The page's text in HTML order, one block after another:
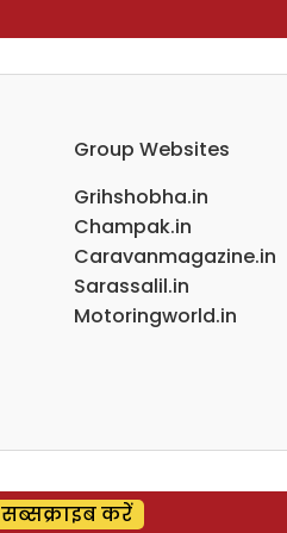
Group Websites
Grihshobha.in
Champak.in
Caravanmagazine.in
Sarassalil.in
Motoringworld.in
सब्सक्राइब करें